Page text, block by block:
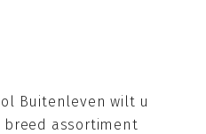
Buitenleven wilt u
breed assortiment